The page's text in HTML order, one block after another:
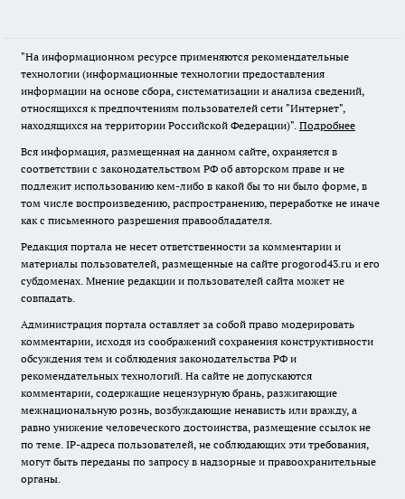
"На информационном ресурсе применяются рекомендательные
технологии (информационные технологии предоставления
информации на основе сбора, систематизации и анализа сведений,
относящихся к предпочтениям пользователей сети "Интернет",
находящихся на территории Российской Федерации)". Подробнее
Вся информация, размещенная на данном сайте, охраняется в
соответствии с законодательством РФ об авторском праве и не
подлежит использованию кем-либо в какой бы то ни было форме, в
том числе воспроизведению, распространению, переработке не иначе
как с письменного разрешения правообладателя.
Редакция портала не несет ответственности за комментарии и
материалы пользователей, размещенные на сайте progorod43.ru и его
субдоменах. Мнение редакции и пользователей сайта может не
совпадать.
Администрация портала оставляет за собой право модерировать
комментарии, исходя из соображений сохранения конструктивности
обсуждения тем и соблюдения законодательства РФ и
рекомендательных технологий. На сайте не допускаются
комментарии, содержащие нецензурную брань, разжигающие
межнациональную рознь, возбуждающие ненависть или вражду, а
равно унижение человеческого достоинства, размещение ссылок не
по теме. IP-адреса пользователей, не соблюдающих эти требования,
могут быть переданы по запросу в надзорные и правоохранительные
органы.